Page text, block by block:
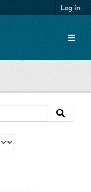
Log in